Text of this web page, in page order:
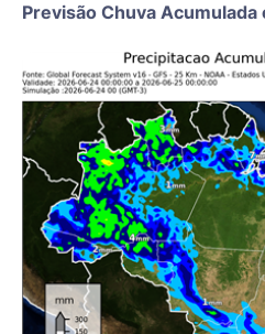
Previsão Chuva